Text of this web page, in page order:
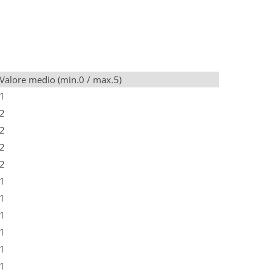
Valore medio (min.0 / max.5)
1
2
2
2
2
1
1
1
1
1
1